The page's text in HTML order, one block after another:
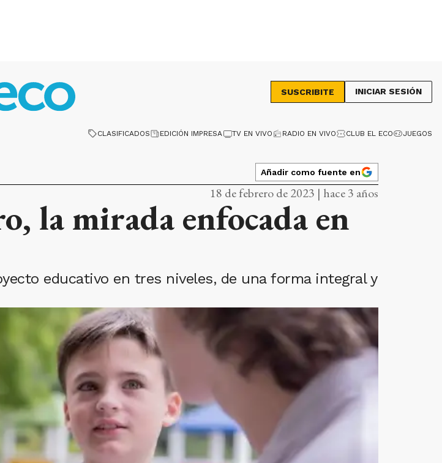
SUSCRIBITE INICIAR SESIÓN
CLASIFICADOS EDICIÓN IMPRESA TV EN VIVO RADIO EN VIVO CLUB EL ECO JUEGOS
Añadir como fuente en
18 de febrero de 2023 | hace 3 años
la mirada enfocada en
educativo en tres niveles, de una forma integral y